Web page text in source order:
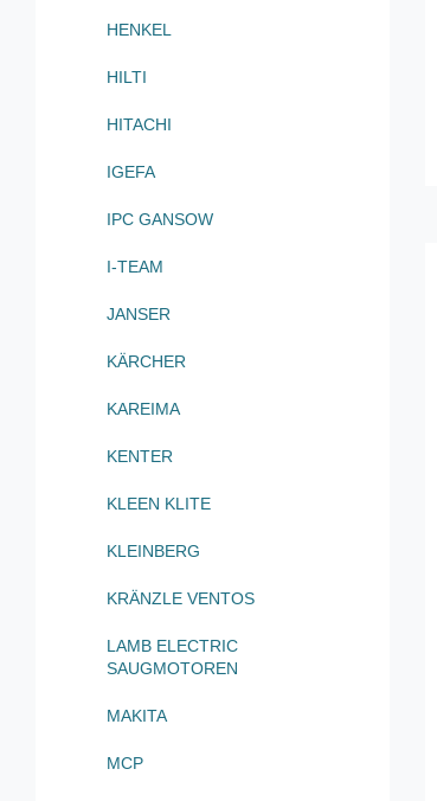
HENKEL
HILTI
HITACHI
IGEFA
IPC GANSOW
I-TEAM
JANSER
KÄRCHER
KAREIMA
KENTER
KLEEN KLITE
KLEINBERG
KRÄNZLE VENTOS
LAMB ELECTRIC
SAUGMOTOREN
MAKITA
MCP